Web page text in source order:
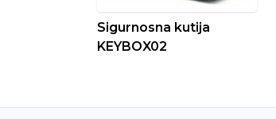
Sigurnosna kutija
KEYBOX02